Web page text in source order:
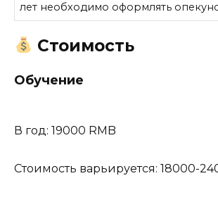
лет необходимо оформлять
Стоимость
Обучение
В год: 19000 RMB
Стоимость варьируется: 18000-